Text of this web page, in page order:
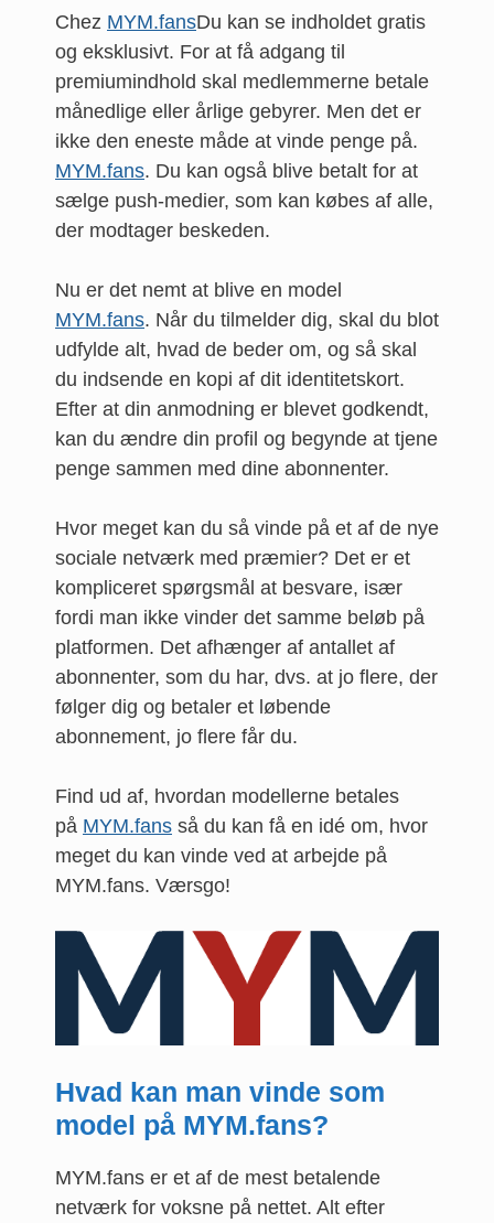
Chez MYM.fansDu kan se indholdet gratis
og eksklusivt. For at få adgang til
premiumindhold skal medlemmerne betale
månedlige eller årlige gebyrer. Men det er
ikke den eneste måde at vinde penge på.
MYM.fans. Du kan også blive betalt for at
sælge push-medier, som kan købes af alle,
der modtager beskeden.
Nu er det nemt at blive en model
MYM.fans. Når du tilmelder dig, skal du blot
udfylde alt, hvad de beder om, og så skal
du indsende en kopi af dit identitetskort.
Efter at din anmodning er blevet godkendt,
kan du ændre din profil og begynde at tjene
penge sammen med dine abonnenter.
Hvor meget kan du så vinde på et af de nye
sociale netværk med præmier? Det er et
kompliceret spørgsmål at besvare, især
fordi man ikke vinder det samme beløb på
platformen. Det afhænger af antallet af
abonnenter, som du har, dvs. at jo flere, der
følger dig og betaler et løbende
abonnement, jo flere får du.
Find ud af, hvordan modellerne betales
på MYM.fans så du kan få en idé om, hvor
meget du kan vinde ved at arbejde på
MYM.fans. Værsgo!
Hvad kan man vinde som
model på MYM.fans?
MYM.fans er et af de mest betalende
netværk for voksne på nettet. Alt efter